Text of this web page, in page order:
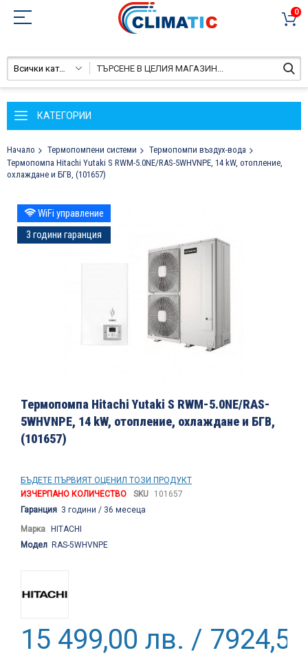
0
Всички категории
КАТЕГОРИИ
Начало Термопомпени системи
Термопомпи въздух-вода
Термопомпа Hitachi Yutaki S RWM-5.0NE/RAS-5WHVNPE, 14 kW, отопление,
охлаждане и БГВ, (101657)
Преминете
към
края
на
WiFi управление
3 години гаранция
към
началото
на
галерия
със
Термопомпа Hitachi Yutaki S RWM-5.0NE/RAS-
5WHVNPE, 14 kW, отопление, охлаждане и БГВ,
(101657)
БЪДЕТЕ ПЪРВИЯТ ОЦЕНИЛ ТОЗИ ПРОДУКТ
ИЗЧЕРПАНО КОЛИЧЕСТВО
SKU
101657
Гаранция 3 години / 36 месеца
Марка HITACHI
Модел RAS-5WHVNPE
15 499,00 лв. /